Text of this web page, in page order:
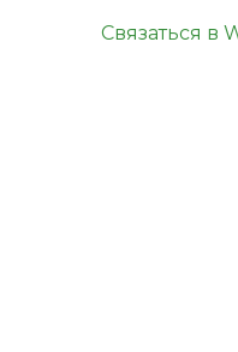
Связаться в